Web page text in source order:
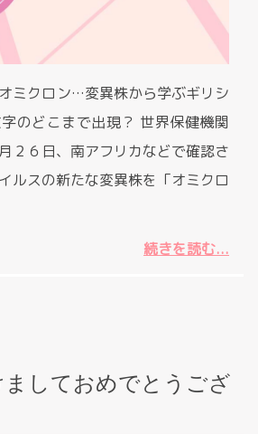
ミクロン…変異株から学ぶギリシ
のどこまで出現？ 世界保健機関
２６日、南アフリカなどで確認さ
ルスの新たな変異株を「オミクロ
続きを読む...
ましておめでとうござ